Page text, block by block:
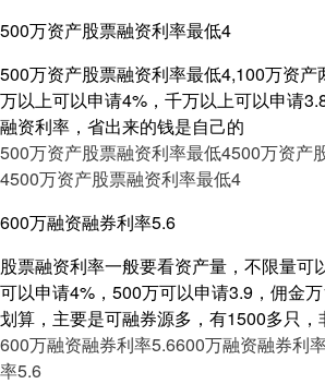
500万资产股票融资利率最低4
500万资产股票融资利率最低4,100万资产
万以上可以申请4%，千万以上可以申请
融资利率，省出来的钱是自己的
500万资产股票融资利率最低4500万资产
4500万资产股票融资利率最低4
600万融资融券利率5.6
股票融资利率一般要看资产量，不限量可
可以申请4%，500万可以申请3.9，佣金
划算，主要是可融券源多，有1500多只
600万融资融券利率5.6600万融资融券利
率5.6